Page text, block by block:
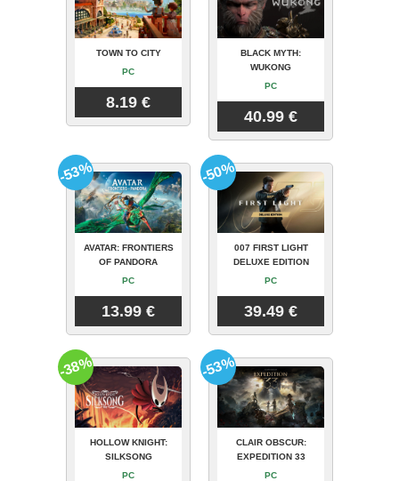
TOWN TO CITY
PC
8.19 €
BLACK MYTH:
WUKONG
PC
40.99 €
AVATAR: FRONTIERS
OF PANDORA
PC
13.99 €
-53%
007 FIRST LIGHT
DELUXE EDITION
PC
39.49 €
-50%
HOLLOW KNIGHT:
SILKSONG
PC
-38%
CLAIR OBSCUR:
EXPEDITION 33
PC
-53%